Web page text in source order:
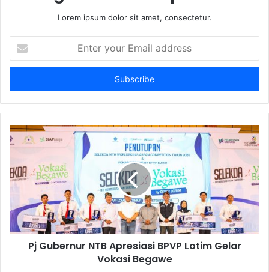
Lorem ipsum dolor sit amet, consectetur.
your
Email
Pj Gubernur NTB Apresiasi BPVP Lotim Gelar
Vokasi Begawe